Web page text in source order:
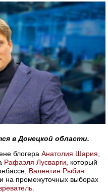
в Донецкой области.
блогераАнатолия Шария
Рафаэля Лусварги , который
Валентин Рыбин
на промежуточных выборах